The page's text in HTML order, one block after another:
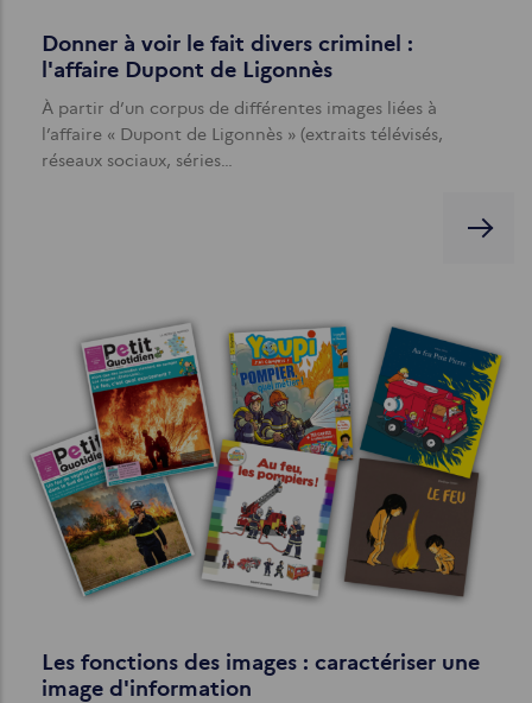
Donner à voir le fait divers criminel :
l'affaire Dupont de Ligonnès
À partir d’un corpus de différentes images liées à
l’affaire « Dupont de Ligonnès » (extraits télévisés,
réseaux sociaux, séries…
Les fonctions des images : caractériser une
image d'information